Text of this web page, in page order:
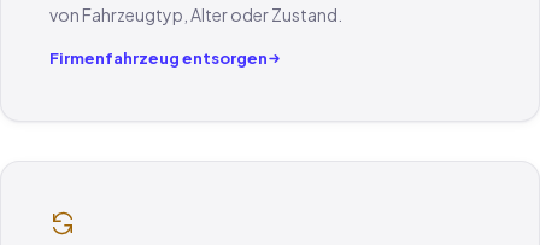
von Fahrzeugtyp, Alter oder Zustand.
Firmenfahrzeug entsorgen